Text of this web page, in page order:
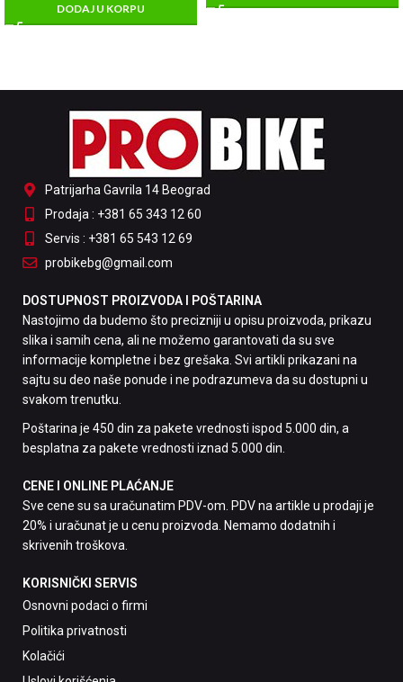
DODAJ U KORPU
Patrijarha Gavrila 14 Beograd
Prodaja : +381 65 343 12 60
Servis : +381 65 543 12 69
probikebg@gmail.com
DOSTUPNOST PROIZVODA I POŠTARINA
Nastojimo da budemo što precizniji u opisu proizvoda, prikazu
slika i samih cena, ali ne možemo garantovati da su sve
informacije kompletne i bez grešaka. Svi artikli prikazani na
sajtu su deo naše ponude i ne podrazumeva da su dostupni u
svakom trenutku.
Poštarina je 450 din za pakete vrednosti ispod 5.000 din, a
besplatna za pakete vrednosti iznad 5.000 din.
CENE I ONLINE PLAĆANJE
Sve cene su sa uračunatim PDV-om. PDV na artikle u prodaji je
20% i uračunat je u cenu proizvoda. Nemamo dodatnih i
skrivenih troškova.
KORISNIČKI SERVIS
Osnovni podaci o firmi
Politika privatnosti
Kolačići